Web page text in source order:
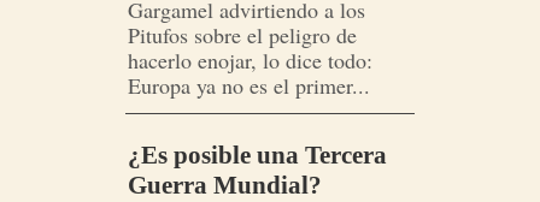
Gargamel advirtiendo a los
Pitufos sobre el peligro de
hacerlo enojar, lo dice todo:
Europa ya no es el primer...
¿Es posible una Tercera
Guerra Mundial?